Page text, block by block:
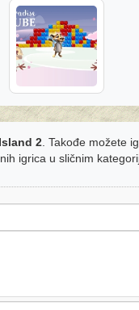
2. Takođe možete
igrica u sličnim